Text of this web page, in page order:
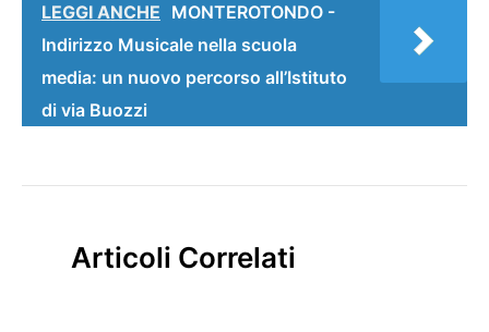
LEGGI ANCHE MONTEROTONDO -
Indirizzo Musicale nella scuola
media: un nuovo percorso all’Istituto
di via Buozzi
Articoli Correlati